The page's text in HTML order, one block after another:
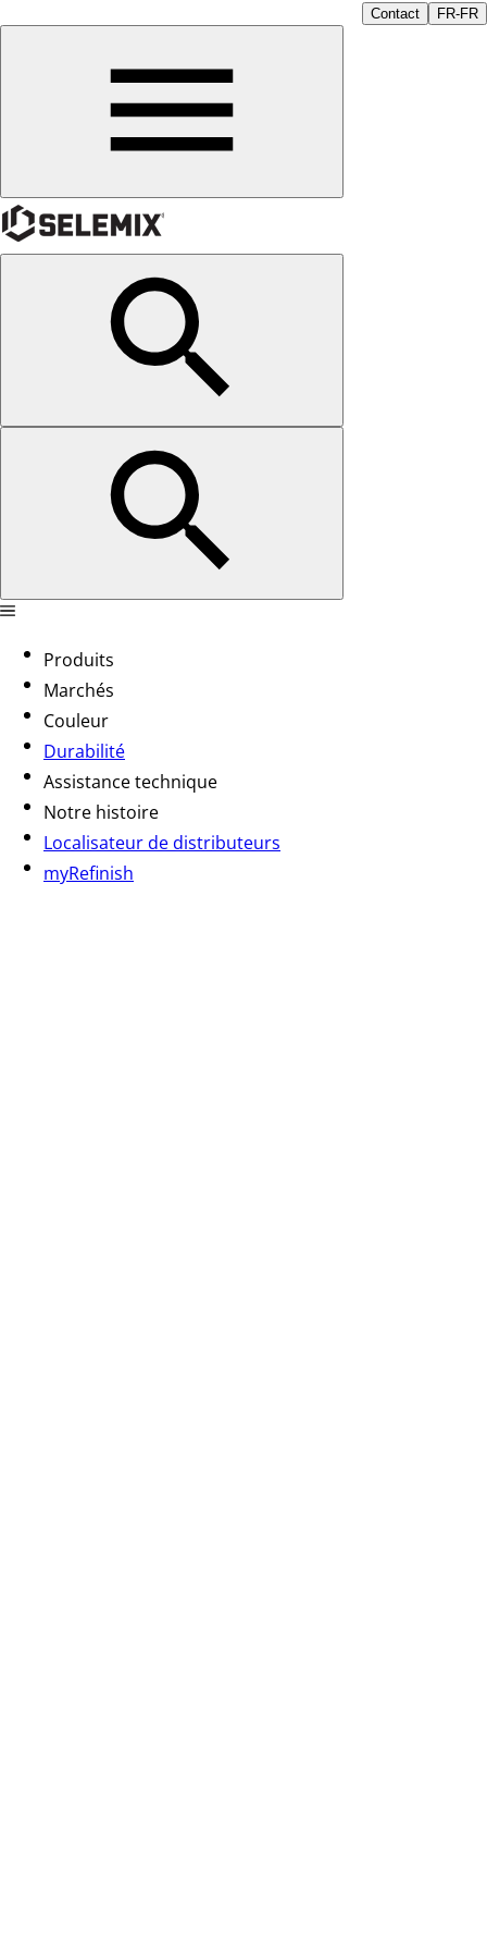
Contact FR-FR
Produits
Marchés
Couleur
Durabilité
Assistance technique
Notre histoire
Localisateur de distributeurs
myRefinish